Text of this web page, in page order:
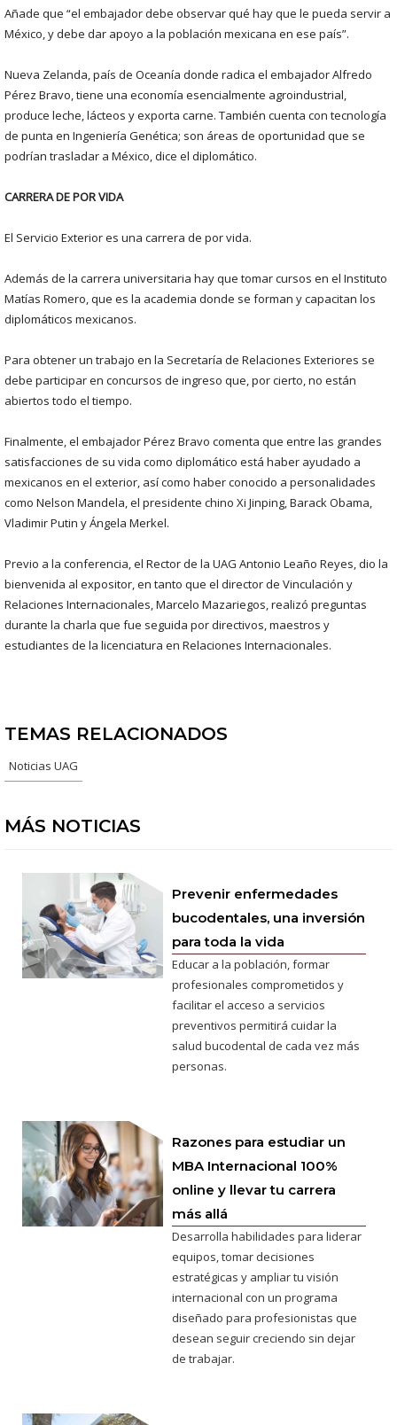
Añade que “el embajador debe observar qué hay que le pueda servir a
México, y debe dar apoyo a la población mexicana en ese país”.
Nueva Zelanda, país de Oceanía donde radica el embajador Alfredo
Pérez Bravo, tiene una economía esencialmente agroindustrial,
produce leche, lácteos y exporta carne. También cuenta con tecnología
de punta en Ingeniería Genética; son áreas de oportunidad que se
podrían trasladar a México, dice el diplomático.
CARRERA DE POR VIDA
El Servicio Exterior es una carrera de por vida.
Además de la carrera universitaria hay que tomar cursos en el Instituto
Matías Romero, que es la academia donde se forman y capacitan los
diplomáticos mexicanos.
Para obtener un trabajo en la Secretaría de Relaciones Exteriores se
debe participar en concursos de ingreso que, por cierto, no están
abiertos todo el tiempo.
Finalmente, el embajador Pérez Bravo comenta que entre las grandes
satisfacciones de su vida como diplomático está haber ayudado a
mexicanos en el exterior, así como haber conocido a personalidades
como Nelson Mandela, el presidente chino Xi Jinping, Barack Obama,
Vladimir Putin y Ángela Merkel.
Previo a la conferencia, el Rector de la UAG Antonio Leaño Reyes, dio la
bienvenida al expositor, en tanto que el director de Vinculación y
Relaciones Internacionales, Marcelo Mazariegos, realizó preguntas
durante la charla que fue seguida por directivos, maestros y
estudiantes de la licenciatura en Relaciones Internacionales.
TEMAS RELACIONADOS
Noticias UAG
MÁS NOTICIAS
Prevenir enfermedades
bucodentales, una inversión
para toda la vida
Educar a la población, formar
profesionales comprometidos y
facilitar el acceso a servicios
preventivos permitirá cuidar la
salud bucodental de cada vez más
personas.
Razones para estudiar un
MBA Internacional 100%
online y llevar tu carrera
más allá
Desarrolla habilidades para liderar
equipos, tomar decisiones
estratégicas y ampliar tu visión
internacional con un programa
diseñado para profesionistas que
desean seguir creciendo sin dejar
de trabajar.